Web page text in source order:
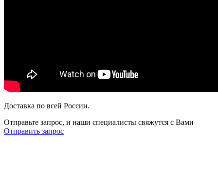
Доставка по всей России.
Отправьте запрос, и наши специалисты свяжутся с Вами
Отправить запрос